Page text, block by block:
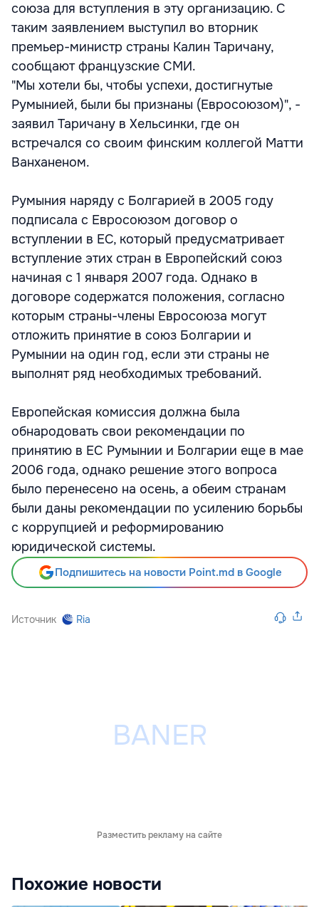
союза для вступления в эту организацию. С
таким заявлением выступил во вторник
премьер-министр страны Калин Таричану,
сообщают французские СМИ.
"Мы хотели бы, чтобы успехи, достигнутые
Румынией, были бы признаны (Евросоюзом)", -
заявил Таричану в Хельсинки, где он
встречался со своим финским коллегой Матти
Ванханеном.
Румыния наряду с Болгарией в 2005 году
подписала с Евросоюзом договор о
вступлении в ЕС, который предусматривает
вступление этих стран в Европейский союз
начиная с 1 января 2007 года. Однако в
договоре содержатся положения, согласно
которым страны-члены Евросоюза могут
отложить принятие в союз Болгарии и
Румынии на один год, если эти страны не
выполнят ряд необходимых требований.
Европейская комиссия должна была
обнародовать свои рекомендации по
принятию в ЕС Румынии и Болгарии еще в мае
2006 года, однако решение этого вопроса
было перенесено на осень, а обеим странам
были даны рекомендации по усилению борьбы
с коррупцией и реформированию
юридической системы.
Подпишитесь на новости Point.md в Google
Источник Ria
Разместить рекламу на сайте
Похожие новости